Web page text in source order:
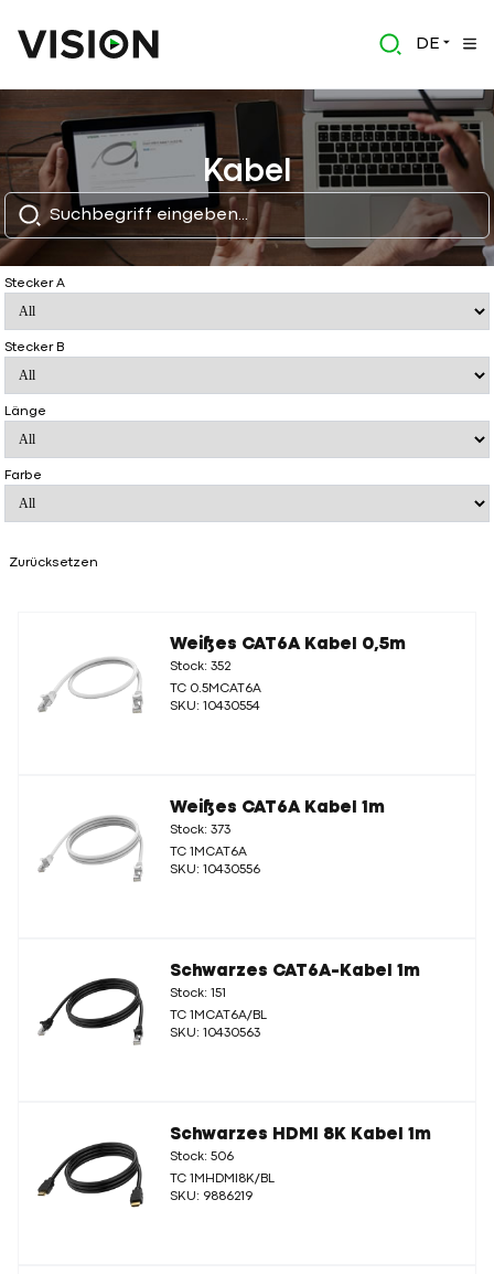
DE
Kabel
Stecker A
Stecker B
Länge
Farbe
Zurücksetzen
Weißes CAT6A Kabel 0,5m
Stock: 352
TC 0.5MCAT6A
SKU: 10430554
Weißes CAT6A Kabel 1m
Stock: 373
TC 1MCAT6A
SKU: 10430556
Schwarzes CAT6A-Kabel 1m
Stock: 151
TC 1MCAT6A/BL
SKU: 10430563
Schwarzes HDMI 8K Kabel 1m
Stock: 506
TC 1MHDMI8K/BL
SKU: 9886219